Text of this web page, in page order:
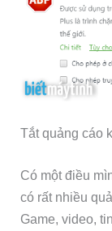
Tắt quảng cáo
Có một điều
có rất nhiều
Game, video,